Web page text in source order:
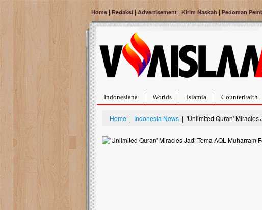
Home | Redaksi | Advertisement | Kirim Naskah | Pedoman
Indonesiana Worlds Islamia CounterFaith
Home | Indonesia News | 'Unlimited Quran' Miracles